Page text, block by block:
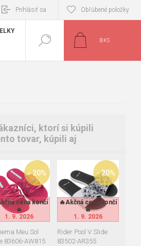
Prihlásiť sa Obľúbené položky
0 KS
ktorí si kúpili
tovar, kúpili aj
cena končí
🔥
1. 9. 2026
cena končí
🔥
1. 9. 2026
- 20%
Meu Sol
83606-AW815
37 38
39
40
41-42
🔥Akčná cena končí
🔥
1. 9. 2026
🔥Akčná cena končí
🔥
1. 9. 2026
- 20%
Rider Pool V Slide
83502-AR355
40